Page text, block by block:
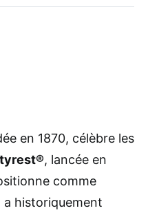
en 1870, célèbre les
, lancée en
comme
a historiquement